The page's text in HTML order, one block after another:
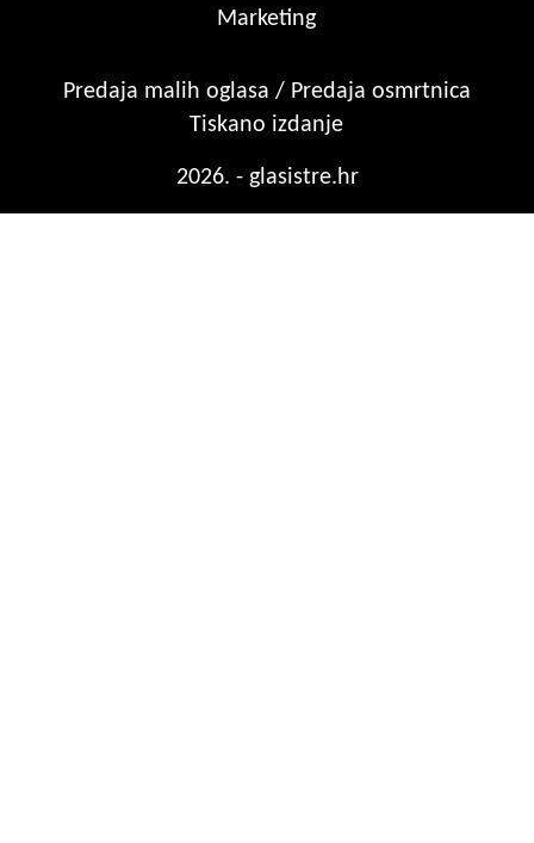
Marketing
Predaja malih oglasa / Predaja osmrtnica
Tiskano izdanje
2026. - glasistre.hr